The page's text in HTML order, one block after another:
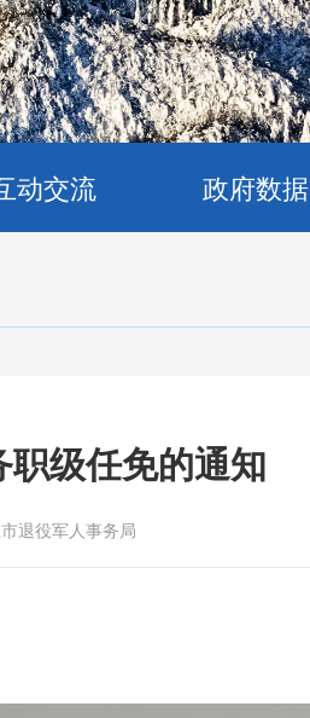
动交流 政府数据
级任免的通知
退役军人事务局